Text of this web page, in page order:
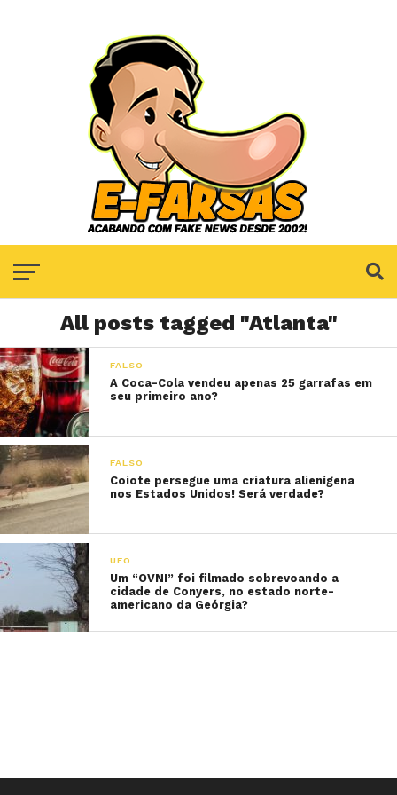
All posts tagged "Atlanta"
FALSO
A Coca-Cola vendeu apenas 25 garrafas em
seu primeiro ano?
FALSO
Coiote persegue uma criatura alienígena
nos Estados Unidos! Será verdade?
UFO
Um “OVNI” foi filmado sobrevoando a
cidade de Conyers, no estado norte-
americano da Geórgia?